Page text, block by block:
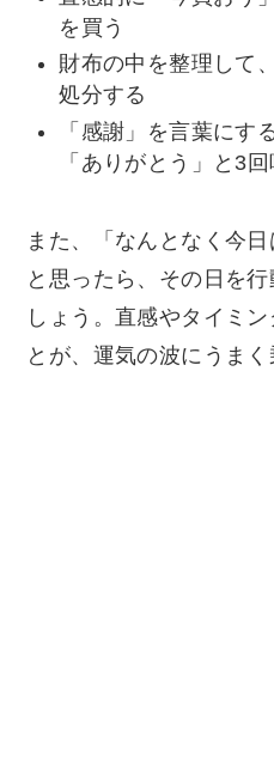
を買う
財布の中を整理して
処分する
「感謝」を言葉にす
「ありがとう」と3回
また、「なんとなく今日
と思ったら、その日を
しょう。直感やタイミ
とが、運気の波にうまく